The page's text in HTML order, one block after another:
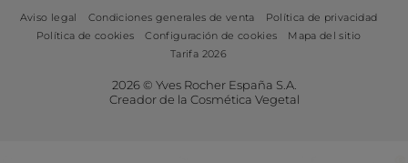
Aviso legal Condiciones generales de venta
Política de privacidad
Política de cookies
Configuración de cookies
Mapa del sitio
Tarifa 2026
2026 © Yves Rocher España S.A.
Creador de la Cosmética Vegetal